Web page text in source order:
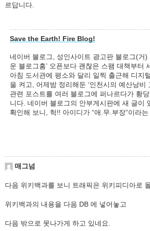
르답니다.
Save the Earth! Fire Blog!
네이버 블로그, 성인사이트 광고판 블로그(거)
운 블로그홈’ 오픈보다 괜찮은 스팸 대책부터
아침 도서관에 평소와 달리 일찍 출근해 디지
을 켜고, 어제밤 정리해둔 ‘인천시의 예산낭비
관련 포스트를 여러 블로그에 퍼나르다가 황
니다. 네이버 블로그의 안부게시판에 새 글이
확인해 보니, 헉!! 아이디가 “애.무.부장”이라는
매그넘
다음 위키백과를 보니 트래픽은 위키피디아로
위키백과의 내용을 다음 DB 에 넣어놓고
다음 밖으로 못나가게 하고 있네요.